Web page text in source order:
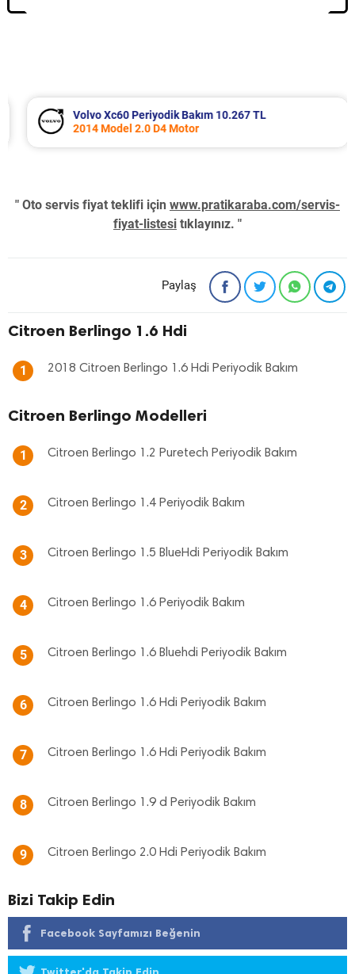
Volvo Xc60 Periyodik Bakım 10.267 TL
2014 Model 2.0 D4 Motor
" Oto servis fiyat teklifi için www.pratikaraba.com/servis-
fiyat-listesi tıklayınız. "
Paylaş
Citroen Berlingo 1.6 Hdi
1 2018 Citroen Berlingo 1.6 Hdi Periyodik Bakım
Citroen Berlingo Modelleri
1 Citroen Berlingo 1.2 Puretech Periyodik Bakım
2 Citroen Berlingo 1.4 Periyodik Bakım
3 Citroen Berlingo 1.5 BlueHdi Periyodik Bakım
4 Citroen Berlingo 1.6 Periyodik Bakım
5 Citroen Berlingo 1.6 Bluehdi Periyodik Bakım
6 Citroen Berlingo 1.6 Hdi Periyodik Bakım
7 Citroen Berlingo 1.6 Hdi Periyodik Bakım
8 Citroen Berlingo 1.9 d Periyodik Bakım
9 Citroen Berlingo 2.0 Hdi Periyodik Bakım
Bizi Takip Edin
Facebook Sayfamızı Beğenin